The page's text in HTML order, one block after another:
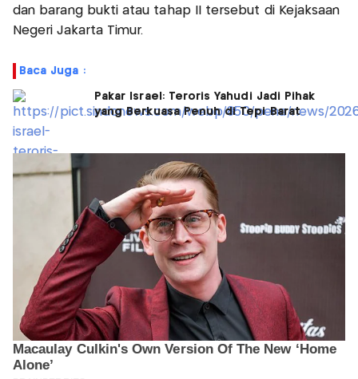
dan barang bukti atau tahap II tersebut di Kejaksaan
Negeri Jakarta Timur.
Baca Juga :
Pakar Israel: Teroris Yahudi Jadi Pihak
yang Berkuasa Penuh di Tepi Barat